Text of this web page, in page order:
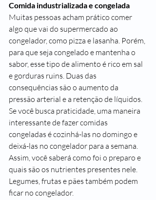
Comida industrializada e congelada
Muitas pessoas acham prático comer
algo que vai do supermercado ao
congelador, como pizza e lasanha. Porém,
para que seja congelado e mantenha o
sabor, esse tipo de alimento é rico em sal
e gorduras ruins. Duas das
consequências são o aumento da
pressão arterial e a retenção de líquidos.
Se você busca praticidade, uma maneira
interessante de fazer comidas
congeladas é cozinhá-las no domingo e
deixá-las no congelador para a semana.
Assim, você saberá como foi o preparo e
quais são os nutrientes presentes nele.
Legumes, frutas e pães também podem
ficar no congelador.